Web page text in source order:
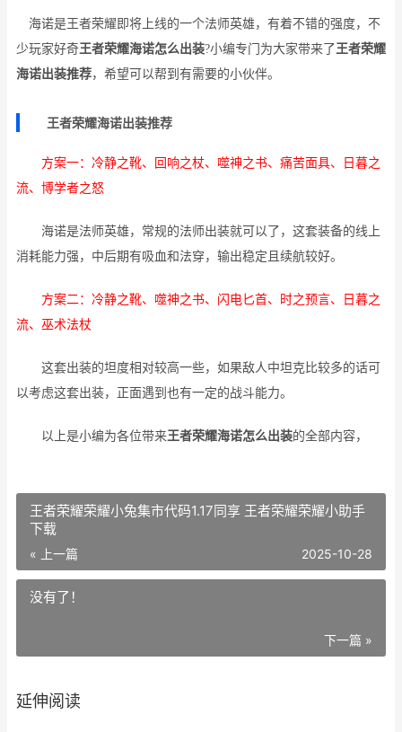
海诺是王者荣耀即将上线的一个法师英雄，有着不错的强度，不
少玩家好奇王者荣耀海诺怎么出装?小编专门为大家带来了王者荣耀
海诺出装推荐，希望可以帮到有需要的小伙伴。
王者荣耀海诺出装推荐
方案一：冷静之靴、回响之杖、噬神之书、痛苦面具、日暮之
流、博学者之怒
海诺是法师英雄，常规的法师出装就可以了，这套装备的线上
消耗能力强，中后期有吸血和法穿，输出稳定且续航较好。
方案二：冷静之靴、噬神之书、闪电匕首、时之预言、日暮之
流、巫术法杖
这套出装的坦度相对较高一些，如果敌人中坦克比较多的话可
以考虑这套出装，正面遇到也有一定的战斗能力。
以上是小编为各位带来王者荣耀海诺怎么出装的全部内容，
王者荣耀荣耀小兔集市代码1.17同享 王者荣耀荣耀小助手
下载
« 上一篇 2025-10-28
没有了！
下一篇 »
延伸阅读